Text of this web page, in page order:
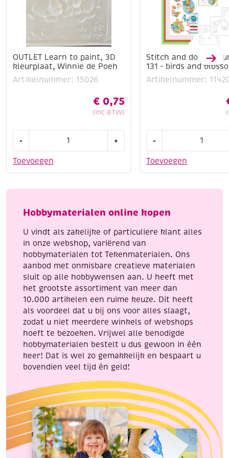
OUTLET Learn to paint, 3D
kleurplaat, Winnie de Poeh
Artikelnummer: 15026
€ 0,75
(Inc BTW)
Toevoegen
-
to
kleurplaat,
aantal
+
Stitch and do
131 – birds and
Artikelnummer:
Toevoegen
-
do
-
and
aantal
Hobbymaterialen online kopen
U vindt als zakelijke of particuliere klant alles
in onze webshop, variërend van
hobbymaterialen tot Tekenmaterialen. Ons
aanbod met onmisbare creatieve materialen
sluit op alle hobbywensen aan. U heeft met
het grootste assortiment van meer dan
10.000 artikelen een ruime keuze. Dit heeft
als voordeel dat u bij ons voor alles slaagt,
zodat u niet meerdere winkels of webshops
hoeft te bezoeken. Vrijwel alle benodigde
hobbymaterialen bestelt u dus gewoon in één
keer! Dat is wel zo gemakkelijk en bespaart u
bovendien veel tijd én geld!